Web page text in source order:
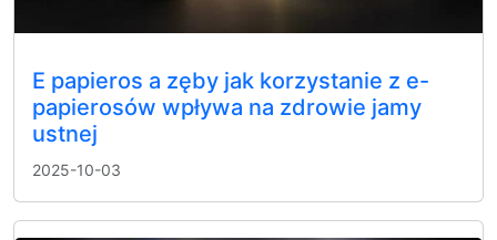
E papieros a zęby jak korzystanie z e-
papierosów wpływa na zdrowie jamy
ustnej
2025-10-03